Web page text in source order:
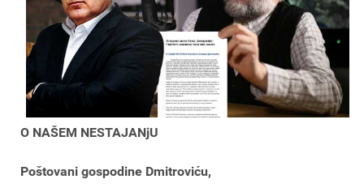
O NAŠEM NESTAJANjU
Poštovani gospodine Dmitroviću,